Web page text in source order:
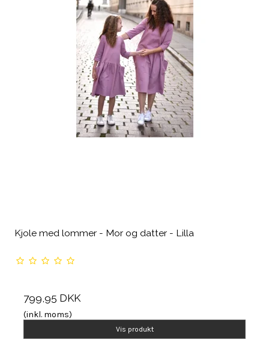
Kjole med lommer - Mor og datter - Lilla
799,95 DKK
(inkl. moms)
Vis produkt